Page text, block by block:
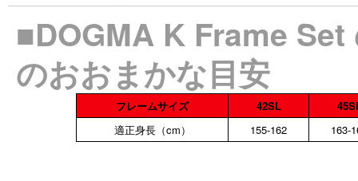
■DOGMA K Frame
のおおまかな目安
フレームサイズ 42SL
適正身長（cm）
155-162 163-